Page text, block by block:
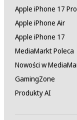
Apple iPhone 17 Pro
Apple iPhone Air
Apple iPhone 17
MediaMarkt Poleca
Nowości w
GamingZone
Produkty AI